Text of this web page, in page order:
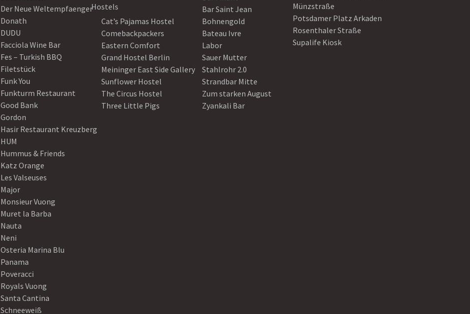
Der Neue Weltempfaenger
Donath
DUDU
Facciola Wine Bar
Fes – Turkish BBQ
Filetstück
Funk You
Funkturm Restaurant
Good Bank
Gordon
Hasir Restaurant Kreuzberg
HUM
Hummus & Friends
Katz Orange
Les Valseuses
Major
Monsieur Vuong
Muret la Barba
Nauta
Neni
Osteria Marina Blu
Panama
Poveracci
Royals Vuong
Santa Cantina
Schneeweiß
Hostels
Cat’s Pajamas Hostel
Comebackpackers
Eastern Comfort
Grand Hostel Berlin
Meininger East Side Gallery
Sunflower Hostel
The Circus Hostel
Three Little Pigs
Bar Saint Jean
Bohnengold
Bateau Ivre
Labor
Sauer Mutter
Stahlrohr 2.0
Strandbar Mitte
Zum starken August
Zyankali Bar
Münzstraße
Potsdamer Platz Arkaden
Rosenthaler Straße
Supalife Kiosk